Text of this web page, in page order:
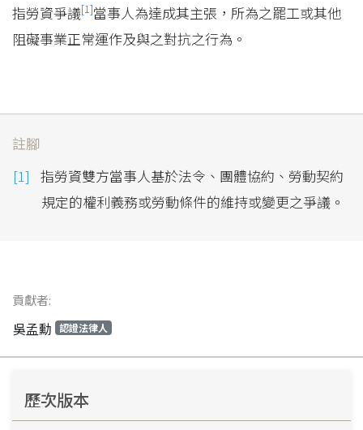
指勞資爭議[1]當事人為達成其主張，所為之罷工或其他
阻礙事業正常運作及與之對抗之行為。
註腳
指勞資雙方當事人基於法令、團體協約、勞動契約
規定的權利義務或勞動條件的維持或變更之爭議。
貢獻者:
吳孟勳 認證法律人
歷次版本